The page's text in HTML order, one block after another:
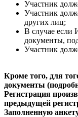
Участник
Участник
других лиц;
В случае если
документы,
Участник
Кроме того, для
документы
Регистрация
предыдущей
Заполненную